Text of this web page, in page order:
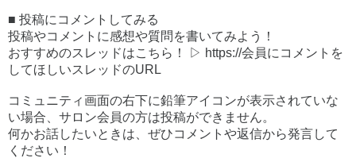
■ 投稿にコメントしてみる
投稿やコメントに感想や質問を書いてみよう！
おすすめのスレッドはこちら！ ▷ https://会員にコメントを
してほしいスレッドのURL
コミュニティ画面の右下に鉛筆アイコンが表示されていな
い場合、サロン会員の方は投稿ができません。
何かお話したいときは、ぜひコメントや返信から発言して
ください！